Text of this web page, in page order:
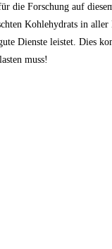
die Forschung auf
Kohlehydrats in
Dienste leistet. Dies
muss!